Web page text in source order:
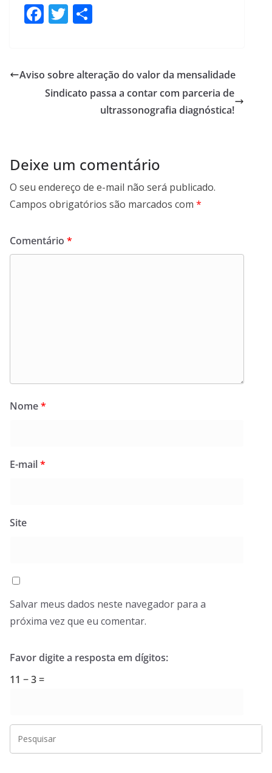
F
b
o
T
er e
Aviso sobre alteração do valor da mensalidade
Sindicato passa a contar com parceria de
ultrassonografia diagnóstica!
Deixe um comentário
O seu endereço de e-mail não será publicado.
Campos obrigatórios são marcados com *
Comentário *
Nome*
E-mail*
Site
Salvar meus dados neste navegador para a
próxima vez que eu comentar.
Favor digite a resposta em dígitos:
11 − 3 =